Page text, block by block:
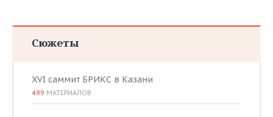
Сюжеты
XVI саммит БРИКС в Казани
499 МАТЕРИАЛОВ